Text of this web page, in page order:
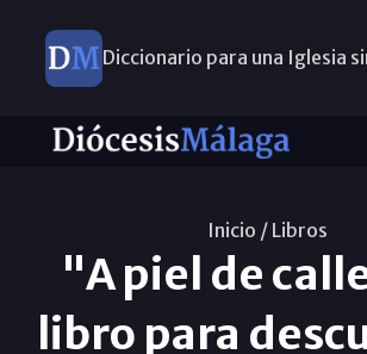
Diccionario para una Iglesia
Nuevos nombramientos
Inicio / Libros
"A piel de
libro para